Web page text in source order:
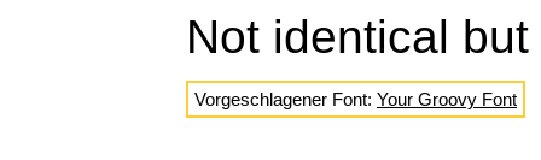
Not identical
Vorgeschlagener Font: Your Groovy Font